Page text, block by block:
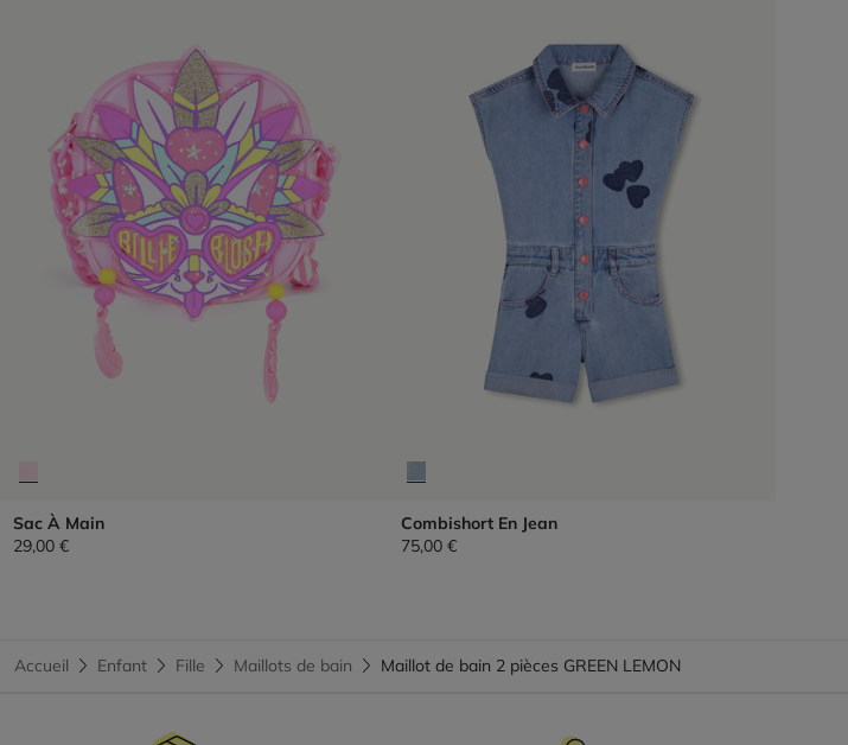
Sac À Main
29,00 €
Combishort En Jean
75,00 €
Accueil Enfant Fille Maillots de bain Maillot de bain 2 pièces GREEN LEMON